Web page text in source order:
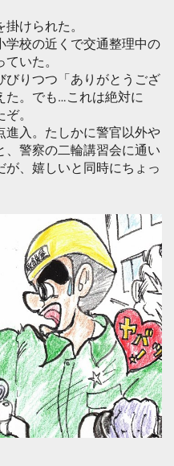
けられた。
学校の近くで交通整理中の
いた。
びりつつ「ありがとうござ
た。でも…これは絶対に
。
進入。たしかに警官以外や
、警察の二輪講習会に通い
が、嬉しいと同時にちょっ